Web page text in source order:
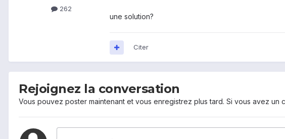
262
une solution?
Citer
Rejoignez la conversation
Vous pouvez poster maintenant et vous enregistrez plus tard. Si vous avez un